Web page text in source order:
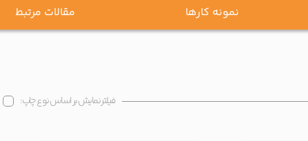
نمونه کارها مقالات مرتبط
فیلتر نمایش بر اساس نوع چاپ: